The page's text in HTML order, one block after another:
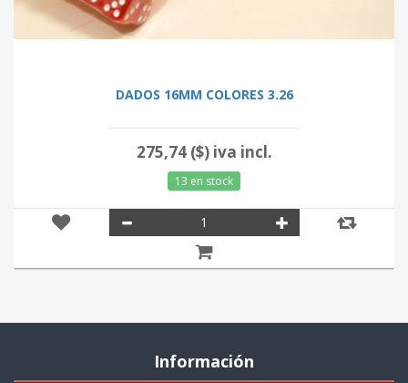
DADOS 16MM COLORES 3.26
275,74 ($) iva incl.
13 en stock
Información